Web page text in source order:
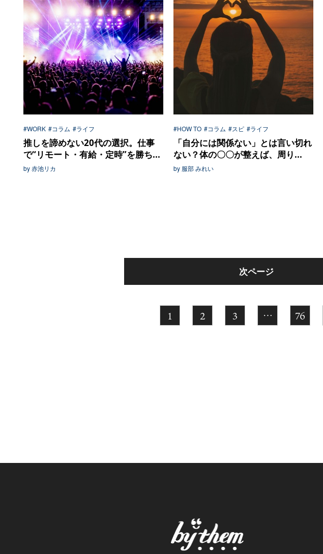
#WORK #コラム #ライフ
推しを諦めない20代の選択。仕事
で“リモート・有給・定時”を勝ち...
by 赤池リカ
#HOW TO #コラム #スピ #ライフ
「自分には関係ない」とは言い切れ
ない？体の〇〇が整えば、周り...
by 服部 みれい
次ページ
1 2 3 … 76